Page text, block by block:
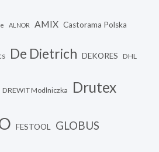
ALNOR AMIX Castorama Polska
De Dietrich DEKORES DHL
DREWIT Modlniczka Drutex
FESTOOL GLOBUS